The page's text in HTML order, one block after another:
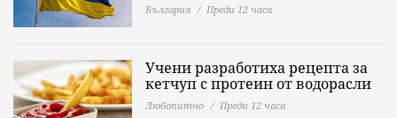
кетчуп с протеин от водорасли
Любопитно Преди 12 часа